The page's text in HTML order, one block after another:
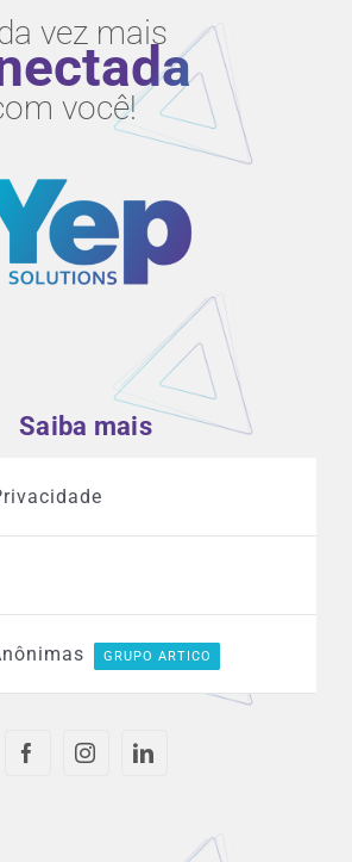
vez mais
você!
Saiba mais
GRUPO ARTICO